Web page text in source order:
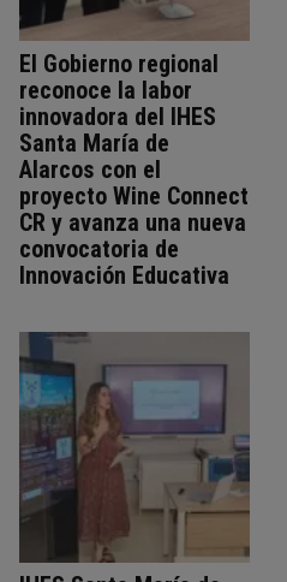
El Gobierno regional
reconoce la labor
innovadora del IHES
Santa María de
Alarcos con el
proyecto Wine Connect
CR y avanza una nueva
convocatoria de
Innovación Educativa